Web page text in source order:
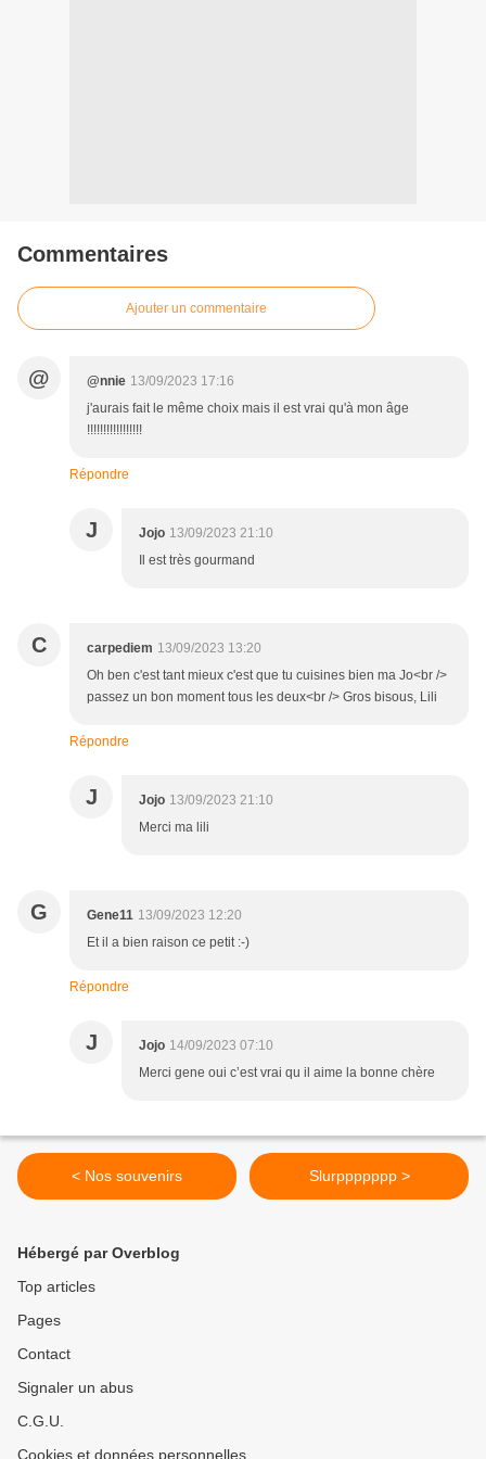
Commentaires
Ajouter un commentaire
@ @nnie 13/09/2023 17:16
j'aurais fait le même choix mais il est vrai qu'à mon âge
!!!!!!!!!!!!!!!!!
Répondre
J Jojo 13/09/2023 21:10
Il est très gourmand
C carpediem 13/09/2023 13:20
Oh ben c'est tant mieux c'est que tu cuisines bien ma Jo<br />
passez un bon moment tous les deux<br /> Gros bisous, Lili
Répondre
J Jojo 13/09/2023 21:10
Merci ma lili
G Gene11 13/09/2023 12:20
Et il a bien raison ce petit :-)
Répondre
J Jojo 14/09/2023 07:10
Merci gene oui c’est vrai qu il aime la bonne chère
< Nos souvenirs Slurppppppp >
Hébergé par Overblog
Top articles
Pages
Contact
Signaler un abus
C.G.U.
Cookies et données personnelles